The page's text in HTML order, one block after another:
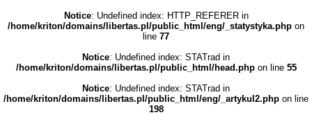
Notice: Undefined index: HTTP_REFERER in
/home/kriton/domains/libertas.pl/public_html/eng/_statystyka.php on
line 77
Notice: Undefined index: STATrad in
/home/kriton/domains/libertas.pl/public_html/head.phpon line 55
Notice: Undefined index: STATrad in
/home/kriton/domains/libertas.pl/public_html/eng/_artykul2.php on line
198